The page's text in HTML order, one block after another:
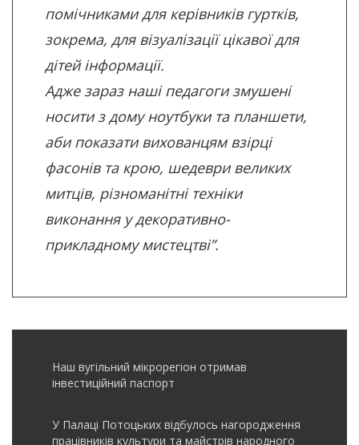
помічниками для керівників гуртків,
зокрема, для візуалізації цікавої для
дітей інформації.
Адже зараз наші педагоги змушені
носити з дому ноутбуки та планшети,
аби показати вихованцям взірці
фасонів та крою, шедеври великих
митців, різноманітні техніки
виконання у декоративно-
прикладному мистецтві”.
Наш вугільний мікрорегіон отримав
інвеcтиційний паспорт
У Палаці Потоцьких відбулось нагородження
працівників культури та майстрів народного